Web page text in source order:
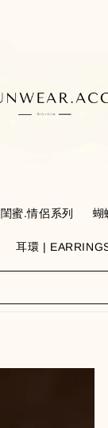
閨蜜.情侶系列 蝴
耳環 |